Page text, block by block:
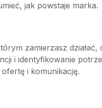
jak powstaje marka.
zamierzasz
i identyfikowanie
i komunikację.